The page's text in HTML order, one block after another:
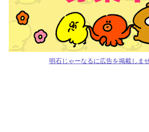
明石じゃーなるに広告を掲載しま